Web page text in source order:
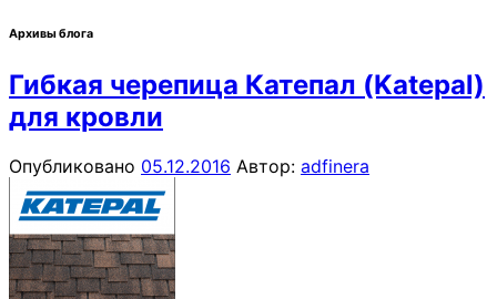
Архивы блога
Гибкая черепица Катепал (Katepal)
для кровли
Опубликовано 05.12.2016 Автор: adfinera